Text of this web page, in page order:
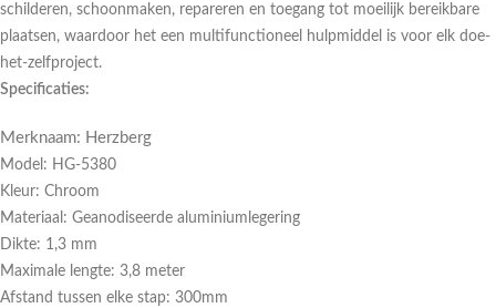
schilderen, schoonmaken, repareren en toegang tot moeilijk bereikbare
plaatsen, waardoor het een multifunctioneel hulpmiddel is voor elk doe-
het-zelfproject.
Specificaties:
Merknaam: Herzberg
Model: HG-5380
Kleur: Chroom
Materiaal: Geanodiseerde aluminiumlegering
Dikte: 1,3 mm
Maximale lengte: 3,8 meter
Afstand tussen elke stap: 300mm